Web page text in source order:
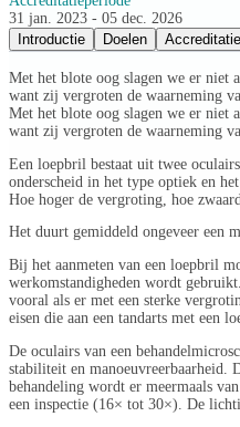
31 jan. 2023 - 05 dec. 2026
Introductie
Doelen Accreditatie
Met het blote oog slagen we er niet
want zij vergroten de waarneming
Met het blote oog slagen we er niet
want zij vergroten de waarneming
Een loepbril bestaat uit twee
onderscheid in het type optiek en
Hoe hoger de vergroting, hoe
Het duurt gemiddeld ongeveer een
Bij het aanmeten van een loepbril
werkomstandigheden wordt
vooral als er met een sterke
eisen die aan een tandarts met een
De oculairs van een
stabiliteit en manoeuvreerbaarheid.
behandeling wordt er meermaals
een inspectie (16× tot 30×). De